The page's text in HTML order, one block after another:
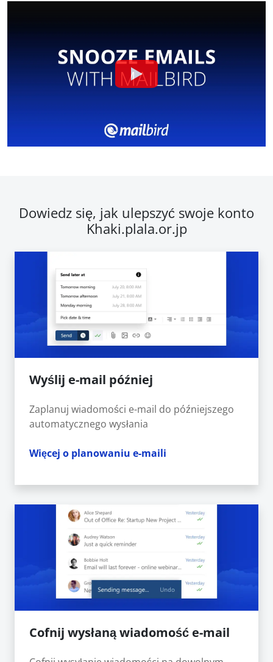
Dowiedz się, jak ulepszyć swoje konto
Khaki.plala.or.jp
Wyślij e-mail później
Zaplanuj wiadomości e-mail do późniejszego
automatycznego wysłania
Więcej o planowaniu e-maili
Cofnij wysłaną wiadomość e-mail